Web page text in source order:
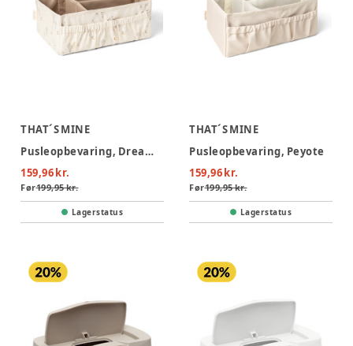
THAT´S MINE
Pusleopbevaring, Dreamily
159,96 kr.
Før199,95 kr.
Lagerstatus
THAT´S MINE
Pusleopbevaring, Peyote
159,96 kr.
Før199,95 kr.
Lagerstatus